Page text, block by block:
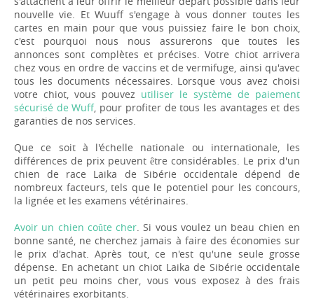
nouvelle vie. Et Wuuff s'engage à vous donner toutes les
cartes en main pour que vous puissiez faire le bon choix,
c'est pourquoi nous nous assurerons que toutes les
annonces sont complètes et précises. Votre chiot arrivera
chez vous en ordre de vaccins et de vermifuge, ainsi qu'avec
tous les documents nécessaires. Lorsque vous avez choisi
votre chiot, vous pouvez utiliser le système de paiement
sécurisé de Wuff, pour profiter de tous les avantages et des
garanties de nos services.
Que ce soit à l'échelle nationale ou internationale, les
différences de prix peuvent être considérables. Le prix d'un
chien de race Laika de Sibérie occidentale dépend de
nombreux facteurs, tels que le potentiel pour les concours,
la lignée et les examens vétérinaires.
Avoir un chien coûte cher . Si vous voulez un beau chien en
bonne santé, ne cherchez jamais à faire des économies sur
le prix d'achat. Après tout, ce n'est qu'une seule grosse
dépense. En achetant un chiot Laika de Sibérie occidentale
un petit peu moins cher, vous vous exposez à des frais
vétérinaires exorbitants.